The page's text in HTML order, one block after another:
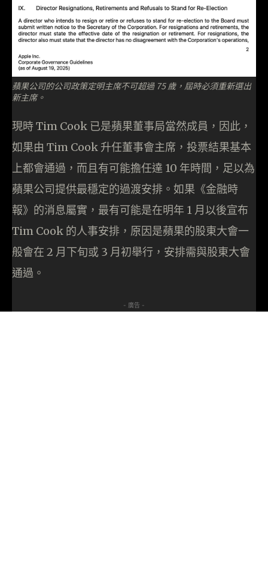
蘋果公司的公司政策定明主席不可超過 75 歲，屆時必須重新選出
新主席。
現時 Tim Cook 已是蘋果董事局當然成員，因此，
如果由 Tim Cook 升任董事會主席，投票結果基本
上都會通過，而且有可能擔任達 10 年時間，足以為
蘋果公司提供最穩定的過渡安排。如果《金融時
報》的消息屬實，最有可能是在明年 1 月以後宣布
Tim Cook 的人事安排，原因是蘋果的股東大會一
般會在 2 月下旬或 3 月初舉行，安排需與股東大會
通過。
- 廣告 -